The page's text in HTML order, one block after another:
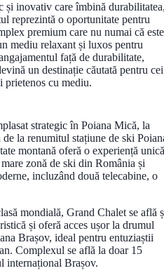
și inovativ care îmbină
reprezintă o oportunitate pentru
premium care nu numai că este
mediu relaxant și luxos pentru
față de durabilitate,
un destinație căutată pentru cei
prietenos cu mediu.
strategic în Poiana Mică, la
la renumitul stațiune de ski
montană oferă o experiență unică
zonă de ski din România și
incluzând două telecabine, o
mondială, Grand Chalet se află
și oferă acces ușor la drumul
Brașov, ideal pentru entuziaștii
Complexul se află la doar 15
internațional Brașov.